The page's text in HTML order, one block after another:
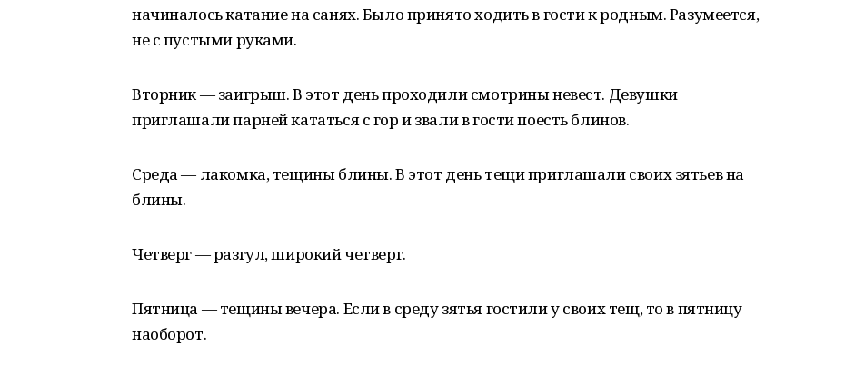
начиналось катание на санях. Было принято ходить в гости к родным. Разумеется,
не с пустыми руками.
Вторник — заигрыш. В этот день проходили смотрины невест. Девушки
приглашали парней кататься с гор и звали в гости поесть блинов.
Среда — лакомка, тещины блины. В этот день тещи приглашали своих зятьев на
блины.
Четверг — разгул, широкий четверг.
Пятница — тещины вечера. Если в среду зятья гостили у своих тещ, то в пятницу
наоборот.